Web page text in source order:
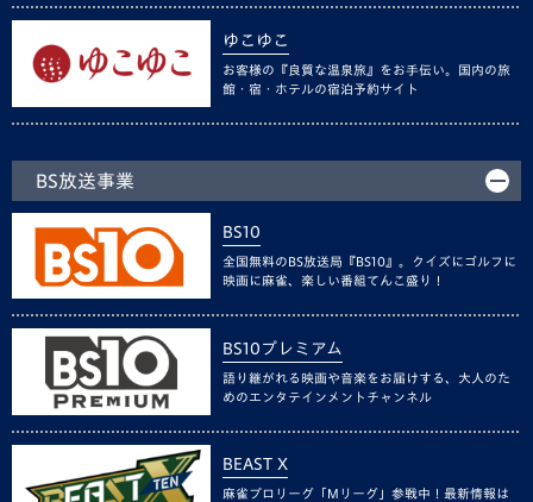
ゆこゆこ
お客様の『良質な温泉旅』をお手伝い。国内の旅
館・宿・ホテルの宿泊予約サイト
BS放送事業
BS10
全国無料のBS放送局『BS10』。クイズにゴルフに
映画に麻雀、楽しい番組てんこ盛り！
BS10プレミアム
語り継がれる映画や音楽をお届けする、大人のた
めのエンタテインメントチャンネル
BEAST X
麻雀プロリーグ「Mリーグ」参戦中！最新情報は